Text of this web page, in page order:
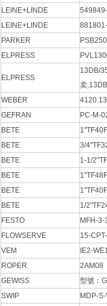
LEINE+LINDE
LEINE+LINDE
PARKER
ELPRESS
ELPRESS
13DB/
卖
WEBER
4120.13
GEFRAN
PC-M-
BETE
BETE
3/
BETE
1-1/
BETE
BETE
BETE
1/
FESTO
MFH-
FLOWSERVE
15-
VEM
IE2-
ROPER
2AM08
GEWISS
型號：
SWIP
MDP-